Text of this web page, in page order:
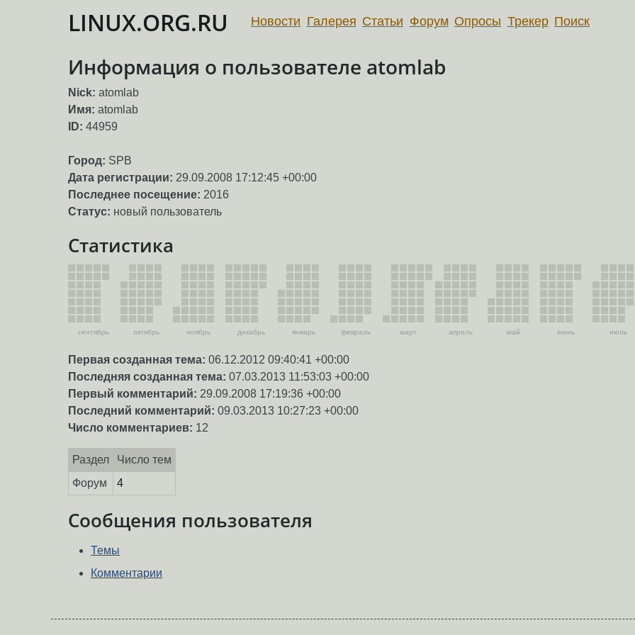
LINUX.ORG.RU Новости Галерея Статьи Форум Опросы Трекер Поиск
Информация о пользователе atomlab
Nick: atomlab
Имя: atomlab
ID: 44959
Город: SPB
Дата регистрации: 29.09.2008 17:12:45 +00:00
Последнее посещение: 2016
Статус: новый пользователь
Статистика
сентябрь октябрь ноябрь декабрь январь февраль март апрель май июнь июль
Первая созданная тема: 06.12.2012 09:40:41 +00:00
Последняя созданная тема: 07.03.2013 11:53:03 +00:00
Первый комментарий: 29.09.2008 17:19:36 +00:00
Последний комментарий: 09.03.2013 10:27:23 +00:00
Число комментариев: 12
Раздел
Число тем
Форум
4
Сообщения пользователя
Темы
Комментарии